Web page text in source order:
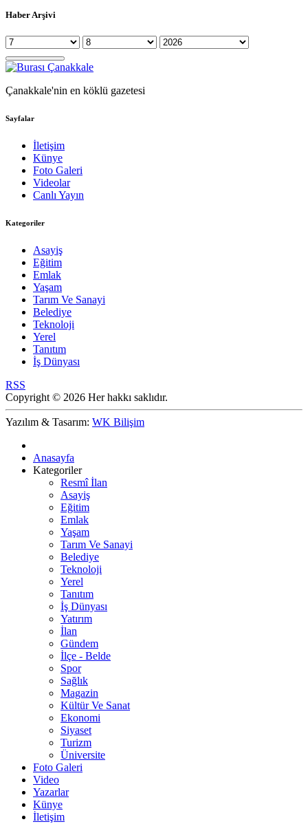
Haber Arşivi
Çanakkale'nin en köklü gazetesi
Sayfalar
İletişim
Künye
Foto Galeri
Videolar
Canlı Yayın
Kategoriler
Asayiş
Eğitim
Emlak
Yaşam
Tarım Ve Sanayi
Belediye
Teknoloji
Yerel
Tanıtım
İş Dünyası
RSS
Copyright © 2026 Her hakkı saklıdır.
Yazılım & Tasarım: WK Bilişim
Anasayfa
Kategoriler
Resmî İlan
Asayiş
Eğitim
Emlak
Yaşam
Tarım Ve Sanayi
Belediye
Teknoloji
Yerel
Tanıtım
İş Dünyası
Yatırım
İlan
Gündem
İlçe - Belde
Spor
Sağlık
Magazin
Kültür Ve Sanat
Ekonomi
Siyaset
Turizm
Üniversite
Foto Galeri
Video
Yazarlar
Künye
İletişim